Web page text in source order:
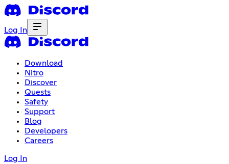
Log In
Download
Nitro
Discover
Quests
Safety
Support
Blog
Developers
Careers
Log In